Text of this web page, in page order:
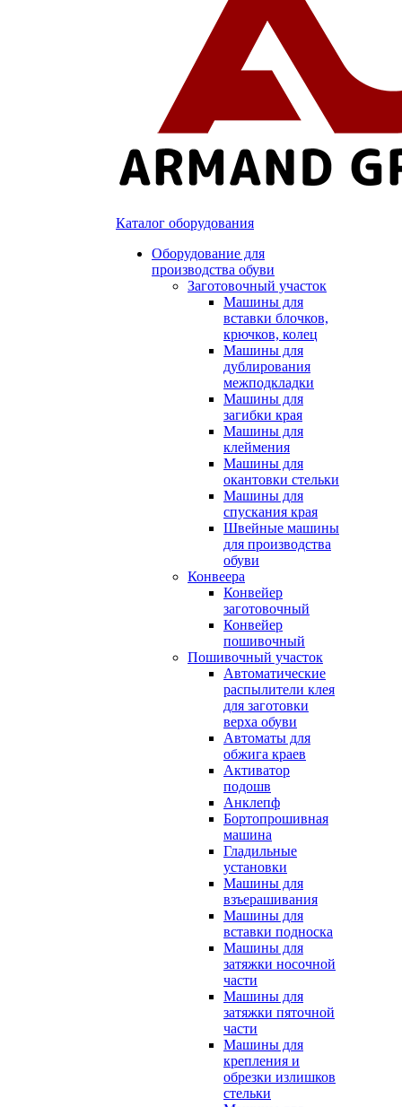
Каталог оборудования
Оборудование для
производства обуви
Заготовочный участок
Машины для
вставки блочков,
крючков, колец
Машины для
дублирования
межподкладки
Машины для
загибки края
Машины для
клеймения
Машины для
окантовки стельки
Машины для
спускания края
Швейные машины
для производства
обуви
Конвеера
Конвейер
заготовочный
Конвейер
пошивочный
Пошивочный участок
Автоматические
распылители клея
для заготовки
верха обуви
Автоматы для
обжига краев
Активатор
подошв
Анклепф
Бортопрошивная
машина
Гладильные
установки
Машины для
взъерашивания
Машины для
вставки подноска
Машины для
затяжки носочной
части
Машины для
затяжки пяточной
части
Машины для
крепления и
обрезки излишков
стельки